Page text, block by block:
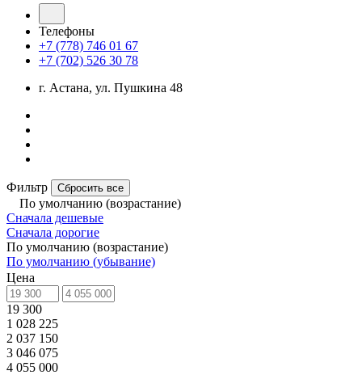
Телефоны
+7 (778) 746 01 67
+7 (702) 526 30 78
г. Астана, ул. Пушкина 48
Фильтр Сбросить все
По умолчанию (возрастание)
Сначала дешевые
Сначала дорогие
По умолчанию (возрастание)
По умолчанию (убывание)
Цена
19 300
1 028 225
2 037 150
3 046 075
4 055 000